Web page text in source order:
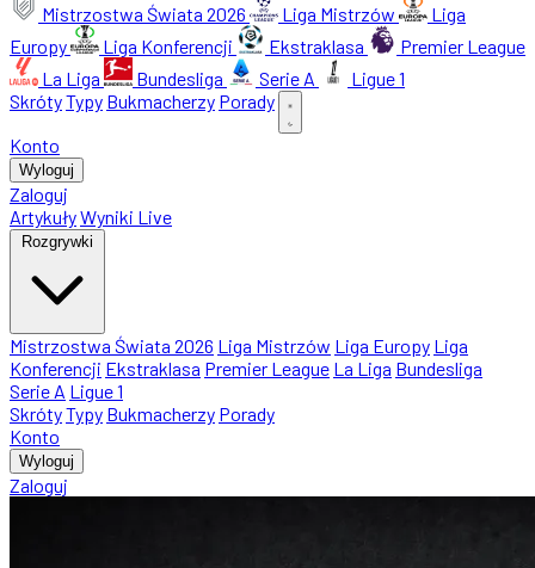
Mistrzostwa Świata 2026 Liga Mistrzów
Liga
Europy
Liga Konferencji Ekstraklasa
Premier League
La Liga
Bundesliga Serie A
Ligue 1
SkrótyTypy Bukmacherzy Porady
Konto
Wyloguj
Zaloguj
ArtykułyWyniki Live
Rozgrywki
Mistrzostwa Świata 2026 Liga Mistrzów Liga Europy Liga
Konferencji Ekstraklasa Premier League La Liga Bundesliga
Serie A Ligue 1
SkrótyTypy Bukmacherzy Porady
Konto
Wyloguj
Zaloguj